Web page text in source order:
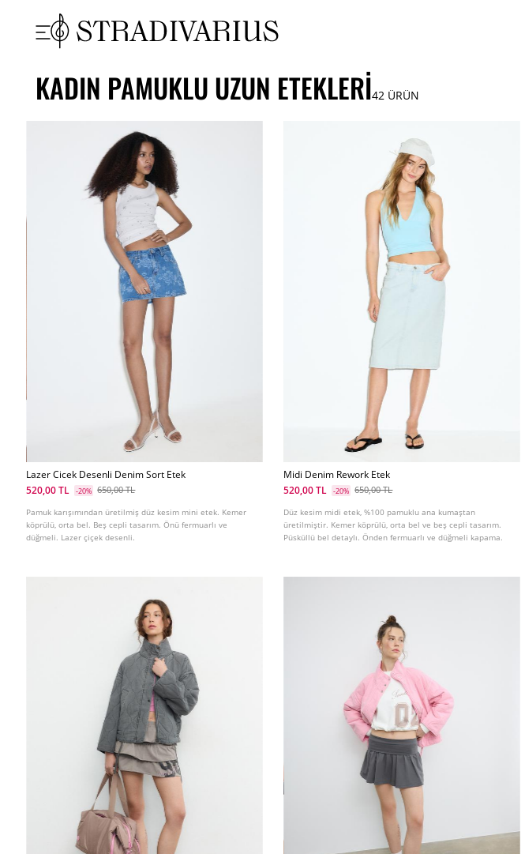
KADIN PAMUKLU UZUN ETEKLERI42 ÜRÜN
Lazer Cicek Desenli Denim Sort Etek
520,00 TL
-20% 650,00 TL
Pamuk karışımından üretilmiş düz kesim mini etek. Kemer
köprülü, orta bel. Beş cepli tasarım. Önü fermuarlı ve
düğmeli. Lazer çiçek desenli.
Midi Denim Rework Etek
520,00 TL
-20% 650,00 TL
Düz kesim midi etek, %100 pamuklu ana kumaştan
üretilmiştir. Kemer köprülü, orta bel ve beş cepli tasarım.
Püsküllü bel detaylı. Önden fermuarlı ve düğmeli kapama.